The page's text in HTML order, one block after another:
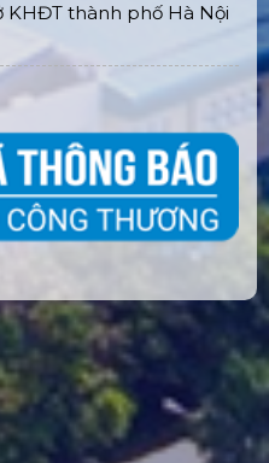
KHĐT thành phố Hà Nội